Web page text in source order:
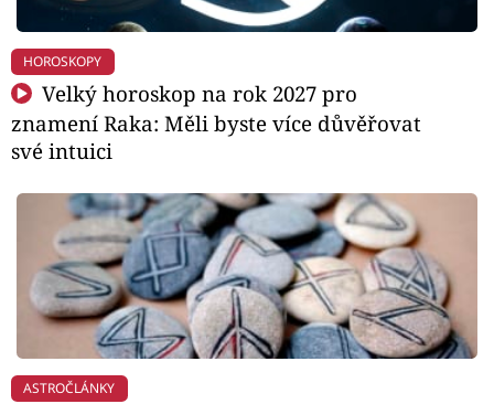
HOROSKOPY
Velký horoskop na rok 2027 pro
znamení Raka: Měli byste více důvěřovat
své intuici
ASTROČLÁNKY